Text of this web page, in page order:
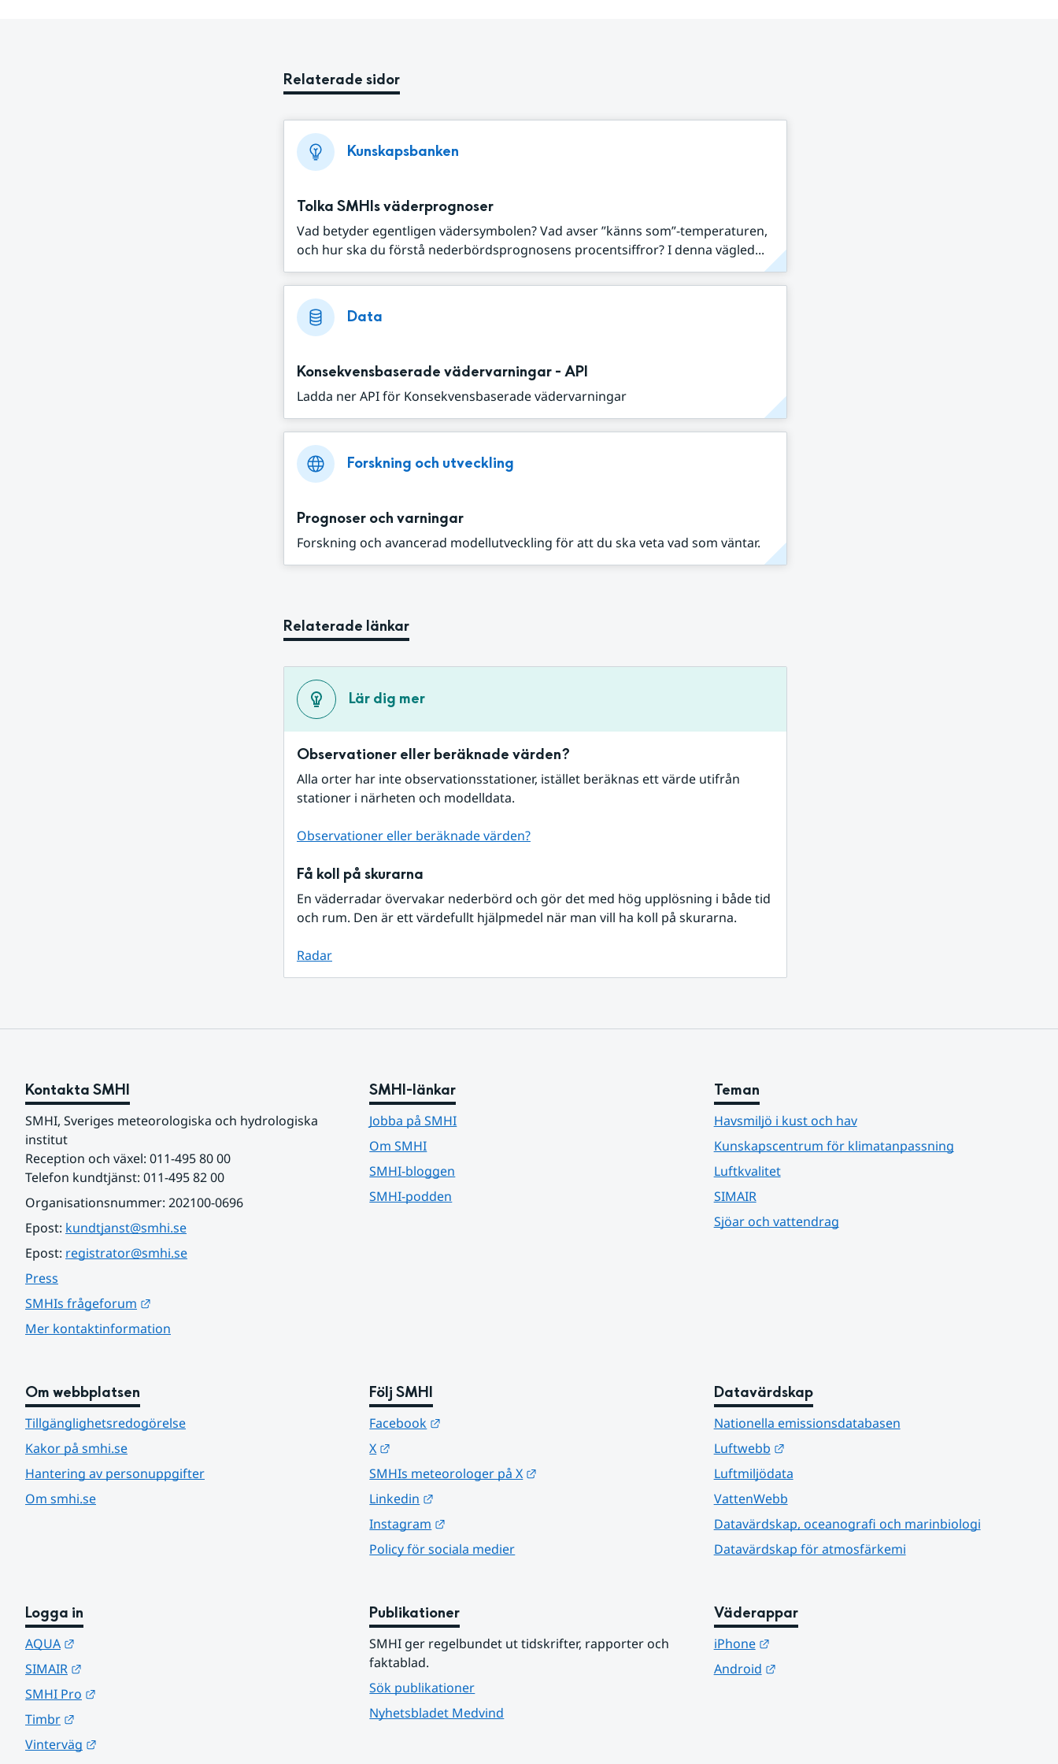
Relaterade sidor
Kunskapsbanken
Tolka SMHIs väderprognoser
Vad betyder egentligen vädersymbolen? Vad avser ”känns som”-temperaturen,
och hur ska du förstå nederbördsprognosens procentsiffror? I denna vägled...
Data
Konsekvensbaserade vädervarningar - API
Ladda ner API för Konsekvensbaserade vädervarningar
Forskning och utveckling
Prognoser och varningar
Forskning och avancerad modellutveckling för att du ska veta vad som väntar.
Relaterade länkar
Lär dig mer
Observationer eller beräknade värden?
Alla orter har inte observationsstationer, istället beräknas ett värde utifrån
stationer i närheten och modelldata.
Observationer eller beräknade värden?
Få koll på skurarna
En väderradar övervakar nederbörd och gör det med hög upplösning i både tid
och rum. Den är ett värdefullt hjälpmedel när man vill ha koll på skurarna.
Radar
Kontakta SMHI
SMHI, Sveriges meteorologiska och hydrologiska
institut
Reception och växel: 011-495 80 00
Telefon kundtjänst: 011-495 82 00
Organisationsnummer: 202100-0696
Epost: kundtjanst@smhi.se
Epost: registrator@smhi.se
Press
SMHIs frågeforum
Mer kontaktinformation
SMHI-länkar
Jobba på SMHI
Om SMHI
SMHI-bloggen
SMHI-podden
Teman
Havsmiljö i kust och hav
Kunskapscentrum för klimatanpassning
Luftkvalitet
SIMAIR
Sjöar och vattendrag
Om webbplatsen
Tillgänglighetsredogörelse
Kakor på smhi.se
Hantering av personuppgifter
Om smhi.se
Följ SMHI
Facebook
X
SMHIs meteorologer på X
Linkedin
Instagram
Policy för sociala medier
Datavärdskap
Nationella emissionsdatabasen
Luftwebb
Länk till annan webbplats.
Luftmiljödata
VattenWebb
Datavärdskap, oceanografi och marinbiologi
Datavärdskap för atmosfärkemi
Logga in
AQUA
SIMAIR
SMHI Pro
Timbr
Vinterväg
Publikationer
SMHI ger regelbundet ut tidskrifter, rapporter och
faktablad.
Sök publikationer
Nyhetsbladet Medvind
Väderappar
iPhone
Länk till annan webbplats.
Android
Länk till annan webbplats.